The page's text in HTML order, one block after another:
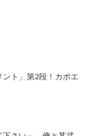
ト」第2段！カポエ